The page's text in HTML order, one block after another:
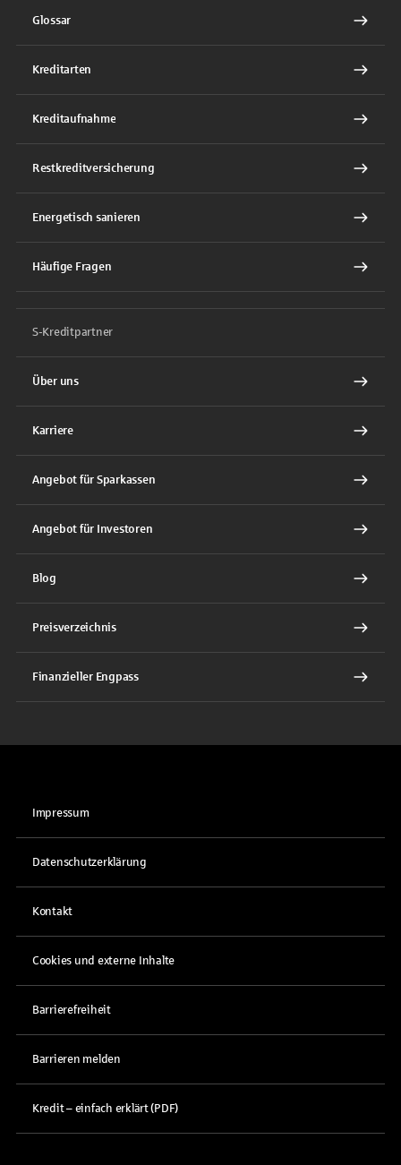
Glossar
Kreditarten
Kreditaufnahme
Restkreditversicherung
Energetisch sanieren
Häufige Fragen
S-Kreditpartner
Über uns
Karriere
Angebot für Sparkassen
Angebot für Investoren
Blog
Preisverzeichnis
Finanzieller Engpass
Impressum
Datenschutzerklärung
Kontakt
Cookies und externe Inhalte
Barrierefreiheit
Barrieren melden
Kredit – einfach erklärt (PDF)